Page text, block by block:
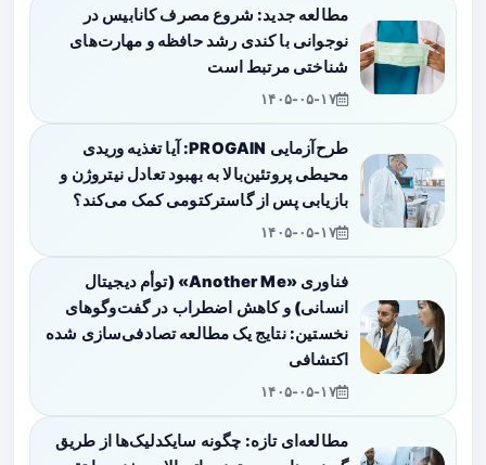
مطالعه جدید: شروع مصرف کانابیس در
نوجوانی با کندی رشد حافظه و مهارت‌های
شناختی مرتبط است
۱۴۰۵-۰۵-۱۷
طرح‌آزمایی PROGAIN: آیا تغذیه وریدی
محیطی پروتئین‌بالا به بهبود تعادل نیتروژن و
بازیابی پس از گاسترکتومی کمک می‌کند؟
۱۴۰۵-۰۵-۱۷
فناوری «Another Me» (توأم دیجیتال
انسانی) و کاهش اضطراب در گفت‌وگوهای
نخستین: نتایج یک مطالعه تصادفی‌سازی شده
اکتشافی
۱۴۰۵-۰۵-۱۷
مطالعه‌ای تازه: چگونه سایکدلیک‌ها از طریق